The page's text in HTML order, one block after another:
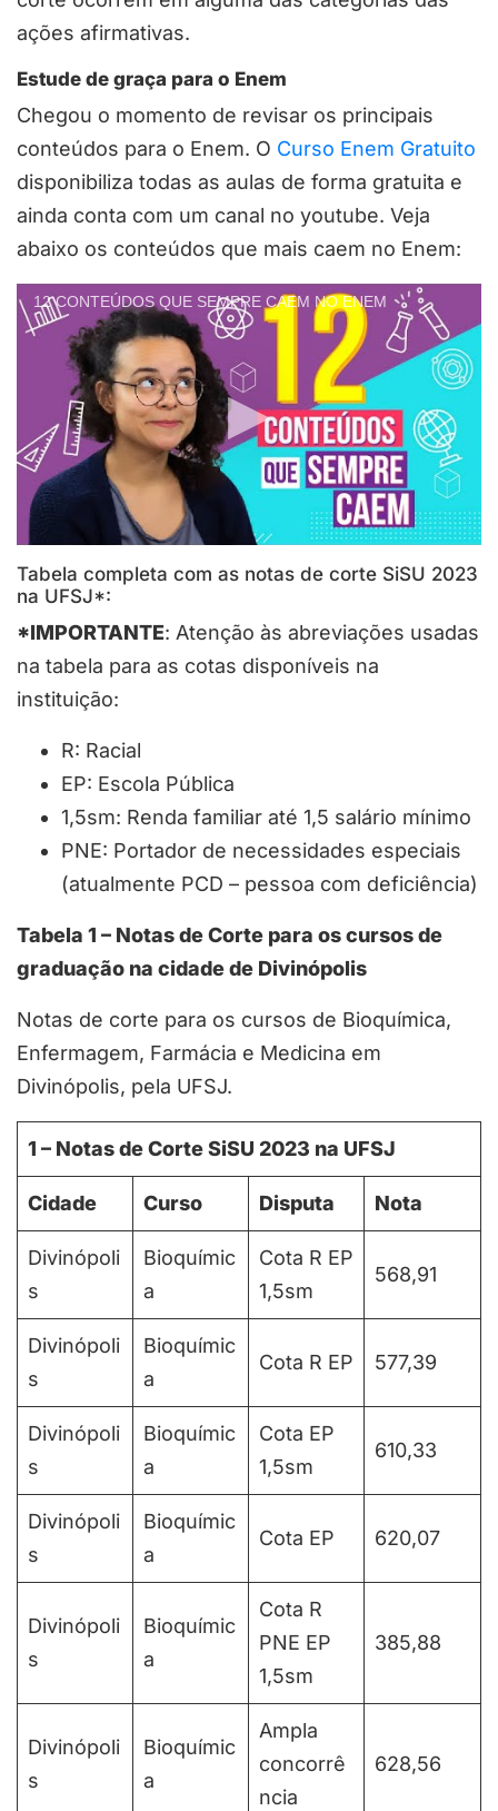
ações afirmativas.
Estude de graça para o Enem
Chegou o momento de revisar os principais
conteúdos para o Enem. O Curso Enem Gratuito
disponibiliza todas as aulas de forma gratuita e
ainda conta com um canal no youtube. Veja
abaixo os conteúdos que mais caem no Enem:
12 CONTEÚDOS QUE SEMPRE CAEM NO ENEM
Tabela completa com as notas de corte SiSU 2023
na UFSJ*:
*IMPORTANTE: Atenção às abreviações usadas
na tabela para as cotas disponíveis na
instituição:
R: Racial
EP: Escola Pública
1,5sm: Renda familiar até 1,5 salário mínimo
PNE: Portador de necessidades especiais
(atualmente PCD – pessoa com deficiência)
Tabela 1 – Notas de Corte para os cursos de
graduação na cidade de Divinópolis
Notas de corte para os cursos de Bioquímica,
Enfermagem, Farmácia e Medicina em
Divinópolis, pela UFSJ.
1 – Notas de Corte SiSU 2023 na UFSJ
Cidade Curso Disputa Nota
Divinópoli
s
Bioquímic
a
Cota R EP
1,5sm
568,91
Divinópoli
s
Bioquímic
a
Cota R EP 577,39
Divinópoli
s
Bioquímic
a
Cota EP
1,5sm
610,33
Divinópoli
s
Bioquímic
a
Cota EP 620,07
Divinópoli
s
Bioquímic
a
Cota R
PNE EP
1,5sm
385,88
Divinópoli
s
Bioquímic
a
Ampla
concorrê
ncia
628,56